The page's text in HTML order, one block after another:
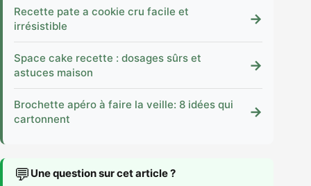
Recette pate a cookie cru facile et
irrésistible
→
Space cake recette : dosages sûrs et
astuces maison
→
Brochette apéro à faire la veille: 8 idées qui
cartonnent
→
💬 Une question sur cet article ?